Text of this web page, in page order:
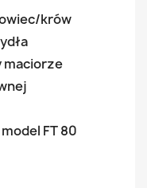
krów
maciorze
FT 80